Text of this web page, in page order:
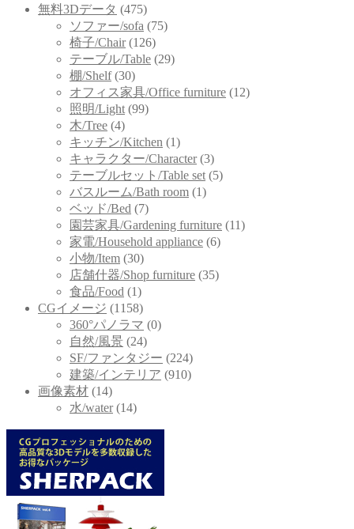
無料3Dデータ (475)
ソファー/sofa (75)
椅子/Chair (126)
テーブル/Table (29)
棚/Shelf (30)
オフィス家具/Office furniture (12)
照明/Light (99)
木/Tree (4)
キッチン/Kitchen (1)
キャラクター/Character (3)
テーブルセット/Table set (5)
バスルーム/Bath room (1)
ベッド/Bed (7)
園芸家具/Gardening furniture (11)
家電/Household appliance (6)
小物/Item (30)
店舗什器/Shop furniture (35)
食品/Food (1)
CGイメージ (1158)
360°パノラマ (0)
自然/風景 (24)
SF/ファンタジー (224)
建築/インテリア (910)
画像素材 (14)
水/water (14)